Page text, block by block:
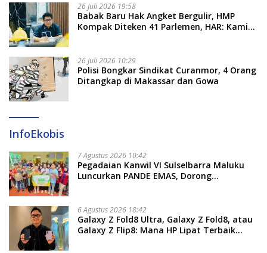
26 Juli 2026 19:58
​Babak Baru Hak Angket Bergulir, HMP
Kompak Diteken 41 Parlemen, HAR: Kami
26 Juli 2026 10:29
Polisi Bongkar Sindikat Curanmor, 4 Orang
Ditangkap di Makassar dan Gowa
InfoEkobis
7 Agustus 2026 10:42
Pegadaian Kanwil VI Sulselbarra Maluku
Luncurkan PANDE EMAS, Dorong
6 Agustus 2026 18:42
Galaxy Z Fold8 Ultra, Galaxy Z Fold8, atau
Galaxy Z Flip8: Mana HP Lipat Terbaik